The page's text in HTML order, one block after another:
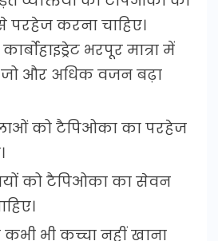
करना चाहिए।
भरपूर मात्रा में
जो और अधिक वजन बढ़ा
को टैपिओका का परहेज
को टैपिओका का सेवन
भी कच्चा नहीं खाना